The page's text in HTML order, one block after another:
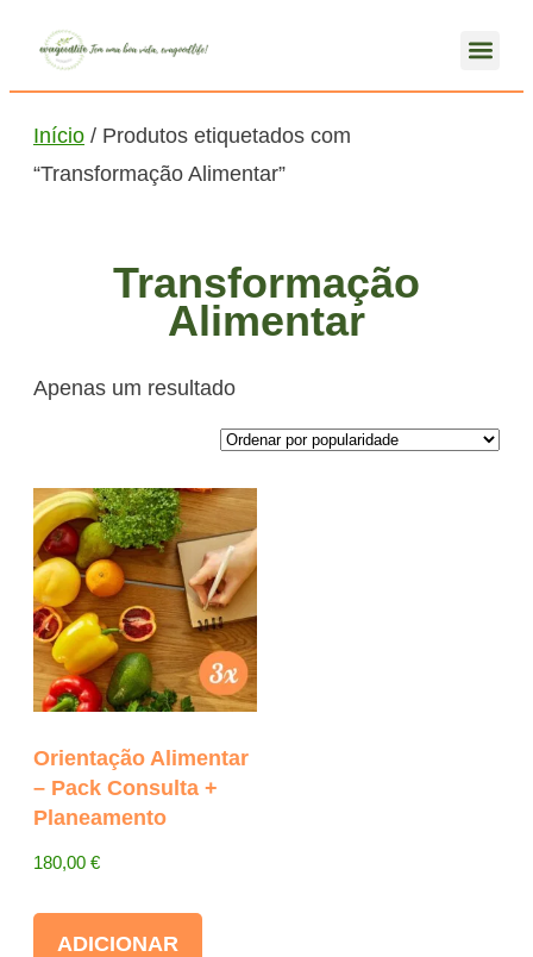
Início / Produtos etiquetados com
“Transformação Alimentar”
Transformação
Alimentar
Apenas um resultado
Orientação Alimentar
– Pack Consulta +
Planeamento
180,00 €
ADICIONAR